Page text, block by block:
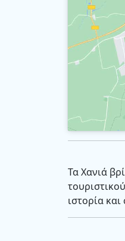
Τα Χανιά
ιστορία